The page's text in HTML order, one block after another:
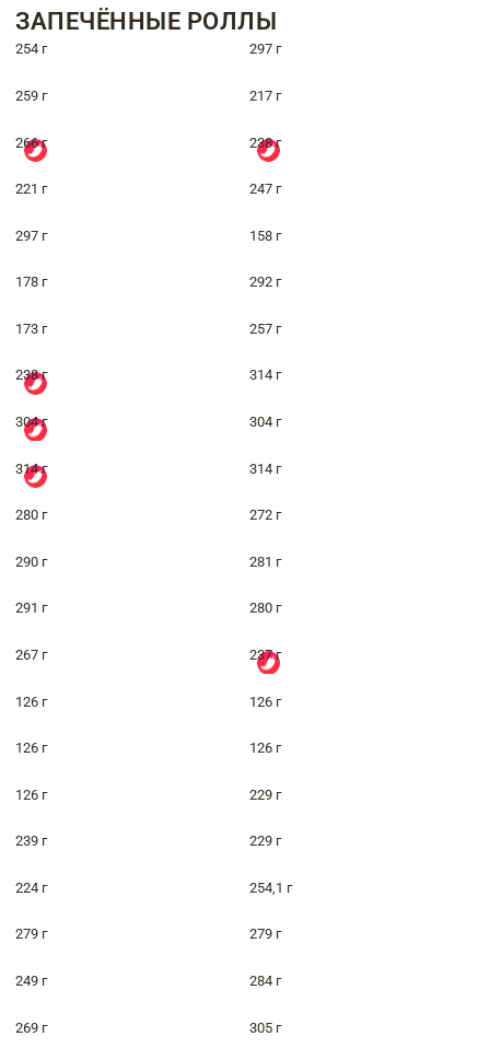
ЗАПЕЧЁННЫЕ РОЛЛЫ
254 г 297 г
259 г 217 г
266 г 238 г
221 г 247 г
297 г 158 г
178 г 292 г
173 г 257 г
238 г 314 г
304 г 304 г
314 г 314 г
280 г 272 г
290 г 281 г
291 г 280 г
267 г 237 г
126 г 126 г
126 г 126 г
126 г 229 г
239 г 229 г
224 г 254,1 г
279 г 279 г
249 г 284 г
269 г 305 г